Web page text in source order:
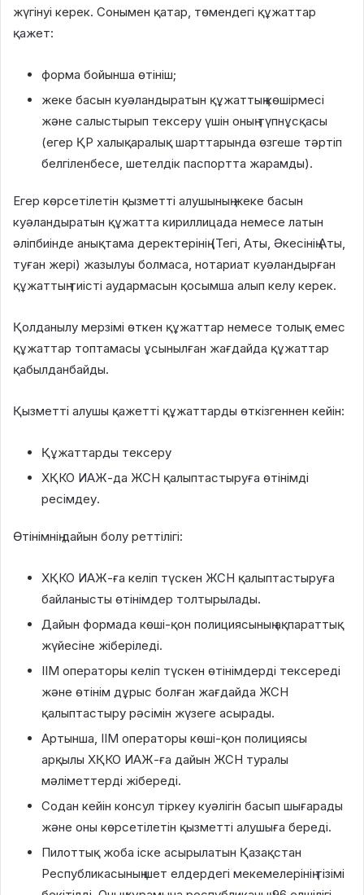
жүгінуі керек. Сонымен қатар, төмендегі құжаттар
қажет:
форма бойынша өтініш;
жеке басын куәландыратын құжаттың көшірмесі
және салыстырып тексеру үшін оның түпнұсқасы
(егер ҚР халықаралық шарттарында өзгеше тәртіп
белгіленбесе, шетелдік паспортта жарамды).
Егер көрсетілетін қызметті алушының жеке басын
куәландыратын құжатта кириллицада немесе латын
әліпбиінде анықтама деректерінің (Тегі, Аты, Әкесінің Аты,
туған жері) жазылуы болмаса, нотариат куәландырған
құжаттың тиісті аудармасын қосымша алып келу керек.
Қолданылу мерзімі өткен құжаттар немесе толық емес
құжаттар топтамасы ұсынылған жағдайда құжаттар
қабылданбайды.
Қызметті алушы қажетті құжаттарды өткізгеннен кейін:
Құжаттарды тексеру
ХҚКО ИАЖ-да ЖСН қалыптастыруға өтінімді
ресімдеу.
Өтінімнің дайын болу реттілігі:
ХҚКО ИАЖ-ға келіп түскен ЖСН қалыптастыруға
байланысты өтінімдер толтырылады.
Дайын формада көші-қон полициясының ақпараттық
жүйесіне жіберіледі.
ІІМ операторы келіп түскен өтінімдерді тексереді
және өтінім дұрыс болған жағдайда ЖСН
қалыптастыру рәсімін жүзеге асырады.
Артынша, ІІМ операторы көші-қон полициясы
арқылы ХҚКО ИАЖ-ға дайын ЖСН туралы
мәліметтерді жібереді.
Содан кейін консул тіркеу куәлігін басып шығарады
және оны көрсетілетін қызметті алушыға береді.
Пилоттық жоба іске асырылатын Қазақстан
Республикасының шет елдердегі мекемелерінің тізімі